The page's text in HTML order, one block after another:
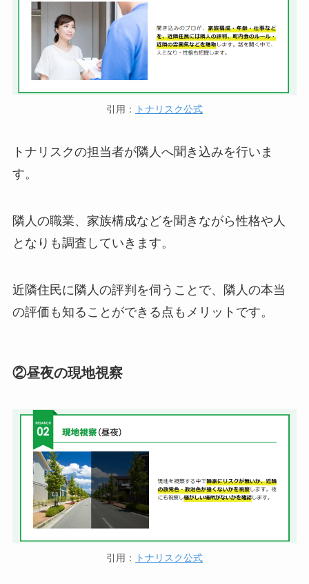
引用： トナリスク公式
トナリスクの担当者が隣人へ聞き込みを行いま
す。
隣人の職業、家族構成などを聞きながら性格や人
となりも調査していきます。
近隣住民に隣人の評判を伺うことで、隣人の本当
の評価も知ることができる点もメリットです。
②昼夜の現地視察
引用： トナリスク公式